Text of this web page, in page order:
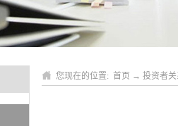
您现在的位置: 首页 → 投资者